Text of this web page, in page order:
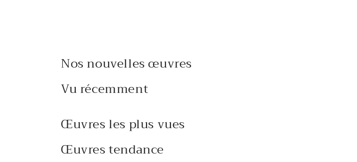
Nos nouvelles œuvres
Vu récemment
Œuvres les plus vues
Œuvres tendance